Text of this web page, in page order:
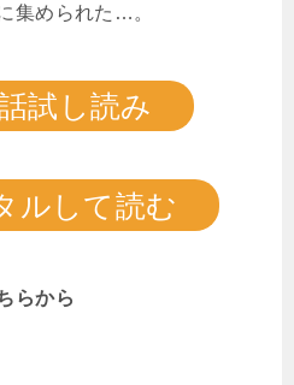
集められた…。
試し読み
ルして読む
らから